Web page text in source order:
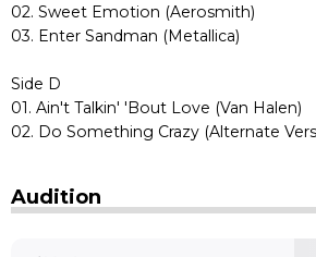
02. Sweet Emotion (Aerosmith)
03. Enter Sandman (Metallica)
Side D
01. Ain't Talkin' 'Bout Love (Van Halen)
02. Do Something Crazy (Alternate
Audition